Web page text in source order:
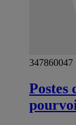
347860047
Postes